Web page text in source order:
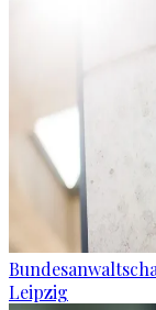
Leipzig